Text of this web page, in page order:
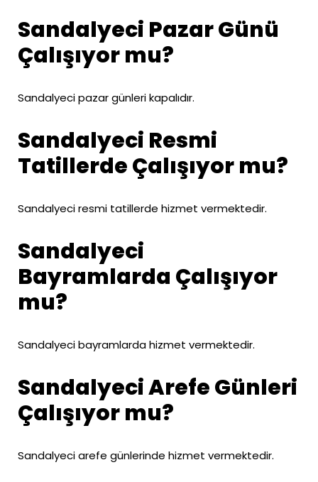
Sandalyeci Pazar Günü
Çalışıyor mu?
Sandalyeci pazar günleri kapalıdır.
Sandalyeci Resmi
Tatillerde Çalışıyor mu?
Sandalyeci resmi tatillerde hizmet vermektedir.
Sandalyeci
Bayramlarda Çalışıyor
mu?
Sandalyeci bayramlarda hizmet vermektedir.
Sandalyeci Arefe Günleri
Çalışıyor mu?
Sandalyeci arefe günlerinde hizmet vermektedir.